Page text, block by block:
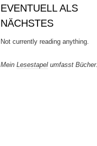
EVENTUELL ALS
NÄCHSTES
Not currently reading anything.
Mein Lesestapel umfasst Bücher.